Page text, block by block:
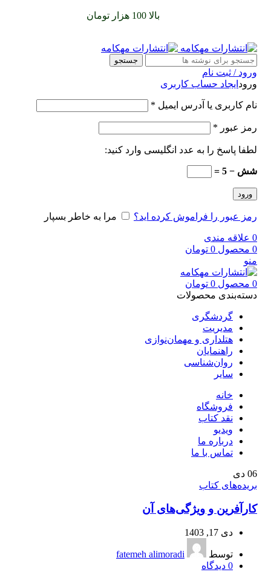
بالا 100 هزار تومان
جستجو
ورود / ثبت نام
ورود ایجاد حساب کاربری
نام کاربری یا آدرس ایمیل *
رمز عبور *
لطفا پاسخ را به عدد انگلیسی وارد کنید:
شش − 5 =
ورود
رمز عبور را فراموش کرده اید؟ مرا به خاطر بسپار
0 علاقه مندی
0 محصول 0 تومان
منو
0 محصول 0 تومان
دسته‌بندی محصولات
گردشگری
مدیریت
هتلداری و مهمان‌نوازی
راهنمایان
روان‌شناسی
سایر
خانه
فروشگاه
نقد کتاب
ویدیو
درباره‌ ما
تماس با ما
06 دی
بریده‌های کتاب
کارآفرین و ویژگی‌های آن
دی 17, 1403
توسط
fatemeh alimoradi
0 دیدگاه